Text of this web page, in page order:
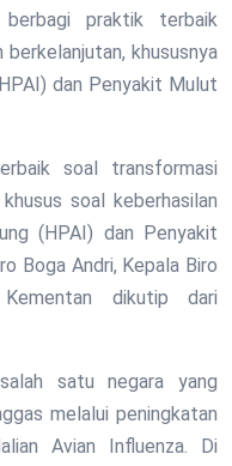
praktik terbaik
khususnya
dan Penyakit Mulut
soal transformasi
soal keberhasilan
(HPAI) dan Penyakit
Boga Andri, Kepala Biro
dikutip dari
satu negara yang
melalui peningkatan
Avian Influenza. Di